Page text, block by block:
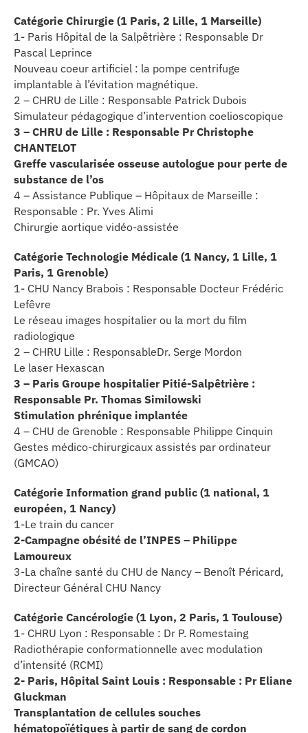
Catégorie Chirurgie (1 Paris, 2 Lille, 1 Marseille)
1- Paris Hôpital de la Salpêtrière : Responsable Dr
Pascal Leprince
Nouveau coeur artificiel : la pompe centrifuge
implantable à l’évitation magnétique.
2 – CHRU de Lille : Responsable Patrick Dubois
Simulateur pédagogique d’intervention coelioscopique
3 – CHRU de Lille : Responsable Pr Christophe
CHANTELOT
Greffe vascularisée osseuse autologue pour perte de
substance de l’os
4 – Assistance Publique – Hôpitaux de Marseille :
Responsable : Pr. Yves Alimi
Chirurgie aortique vidéo-assistée
Catégorie Technologie Médicale (1 Nancy, 1 Lille, 1
Paris, 1 Grenoble)
1- CHU Nancy Brabois : Responsable Docteur Frédéric
Lefêvre
Le réseau images hospitalier ou la mort du film
radiologique
2 – CHRU Lille : ResponsableDr. Serge Mordon
Le laser Hexascan
3 – Paris Groupe hospitalier Pitié-Salpêtrière :
Responsable Pr. Thomas Similowski
Stimulation phrénique implantée
4 – CHU de Grenoble : Responsable Philippe Cinquin
Gestes médico-chirurgicaux assistés par ordinateur
(GMCAO)
Catégorie Information grand public (1 national, 1
européen, 1 Nancy)
1-Le train du cancer
2-Campagne obésité de l’INPES – Philippe
Lamoureux
3-La chaîne santé du CHU de Nancy – Benoît Péricard,
Directeur Général CHU Nancy
Catégorie Cancérologie (1 Lyon, 2 Paris, 1 Toulouse)
1- CHRU Lyon : Responsable : Dr P. Romestaing
Radiothérapie conformationnelle avec modulation
d’intensité (RCMI)
2- Paris, Hôpital Saint Louis : Responsable : Pr Eliane
Gluckman
Transplantation de cellules souches
hématopoïétiques à partir de sang de cordon